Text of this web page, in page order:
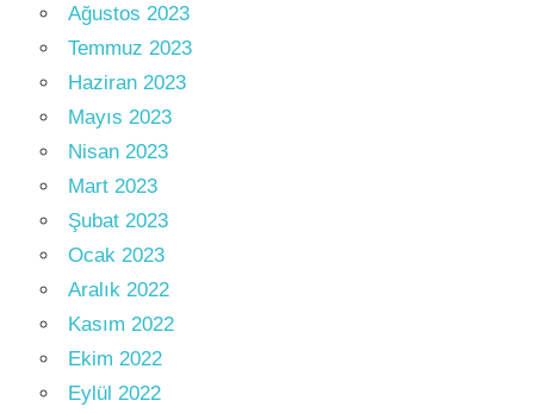
Ağustos 2023
Temmuz 2023
Haziran 2023
Mayıs 2023
Nisan 2023
Mart 2023
Şubat 2023
Ocak 2023
Aralık 2022
Kasım 2022
Ekim 2022
Eylül 2022